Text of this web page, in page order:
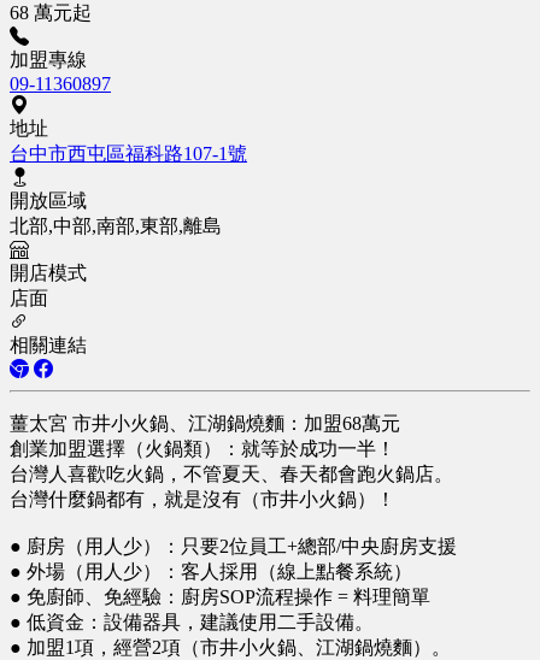
68 萬元起
加盟專線
09-11360897
地址
台中市西屯區福科路107-1號
開放區域
北部,中部,南部,東部,離島
開店模式
店面
相關連結
薑太宮 市井小火鍋、江湖鍋燒麵：加盟68萬元
創業加盟選擇（火鍋類）：就等於成功一半！
台灣人喜歡吃火鍋，不管夏天、春天都會跑火鍋店。
台灣什麼鍋都有，就是沒有（市井小火鍋）！
● 廚房（用人少）：只要2位員工+總部/中央廚房支援
● 外場（用人少）：客人採用（線上點餐系統）
● 免廚師、免經驗：廚房SOP流程操作 = 料理簡單
● 低資金：設備器具，建議使用二手設備。
● 加盟1項，經營2項（市井小火鍋、江湖鍋燒麵）。